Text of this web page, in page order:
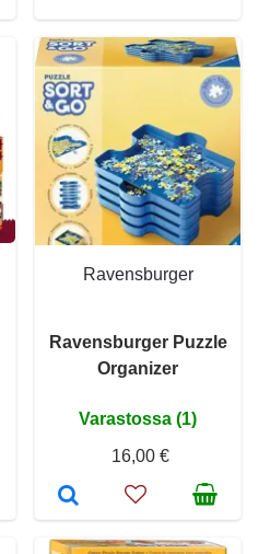
Ravensburger
Ravensburger Puzzle
Organizer
Varastossa (1)
16,00 €